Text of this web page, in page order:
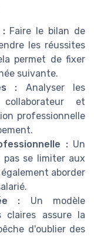
:Faire le bilan de
les réussites
permet de fixer
suivante.
: Analyser les
et
professionnelle
:Un
se limiter aux
aborder
: Un modèle
claires assure la
d'oublier des